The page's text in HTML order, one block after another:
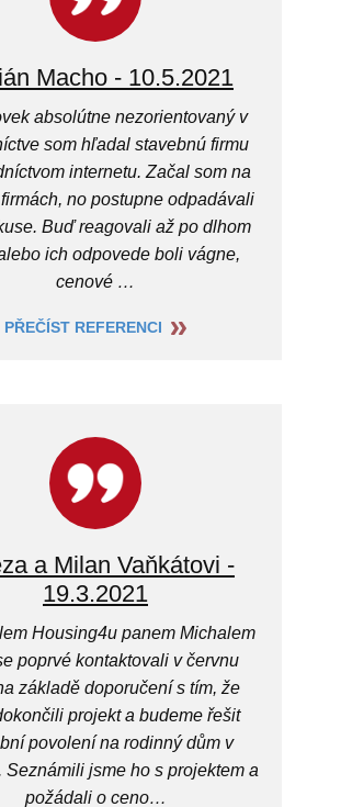
Macho - 10.5.2021
absolútne nezorientovaný v
som hľadal stavebnú firmu
internetu. Začal som na
no postupne odpadávali
Buď reagovali až po dlhom
ich odpovede boli vágne,
cenové …
PŘEČÍST REFERENCI
a Milan Vaňkátovi -
19.3.2021
Housing4u panem Michalem
poprvé kontaktovali v červnu
základě doporučení s tím, že
projekt a budeme řešit
povolení na rodinný dům v
Seznámili jsme ho s projektem a
požádali o ceno…